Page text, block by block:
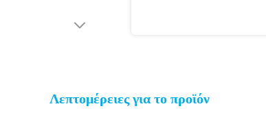
Λεπτομέρειες για το προϊόν